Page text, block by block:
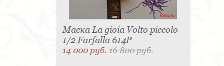
Маска La gioia Volto piccolo
1/2 Farfalla 614P
14 000 руб.16 800 руб.